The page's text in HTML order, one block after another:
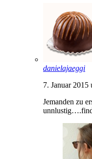
danielajaeggi
7. Januar
Jemanden zu